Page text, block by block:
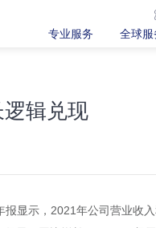
专业服务
全球服
辑兑现
显示，2021年公司营业收